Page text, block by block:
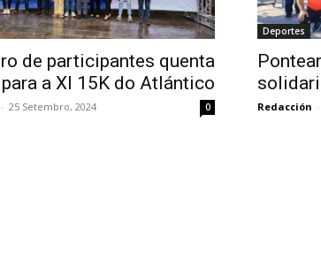
de participantes quenta
a XI 15K do Atlántico
- 25 Setembro, 2024 0
Deportes
Redacción -